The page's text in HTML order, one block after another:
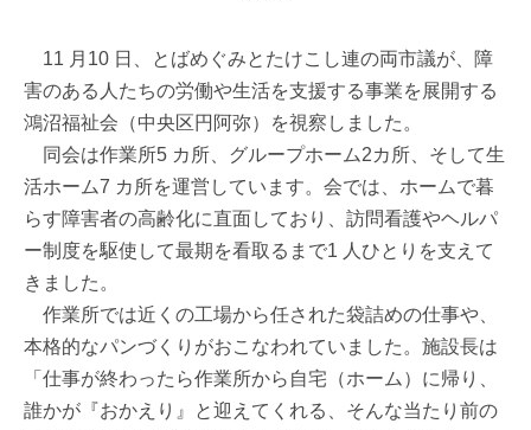
11 月10 日、とばめぐみとたけこし連の両市議が、障
害のある人たちの労働や生活を支援する事業を展開する
鴻沼福祉会（中央区円阿弥）を視察しました。
同会は作業所5 カ所、グループホーム2カ所、そして生
活ホーム7 カ所を運営しています。会では、ホームで暮
らす障害者の高齢化に直面しており、訪問看護やヘルパ
ー制度を駆使して最期を看取るまで1 人ひとりを支えて
きました。
作業所では近くの工場から任された袋詰めの仕事や、
本格的なパンづくりがおこなわれていました。施設長は
「仕事が終わったら作業所から自宅（ホーム）に帰り、
誰かが『おかえり』と迎えてくれる、そんな当たり前の